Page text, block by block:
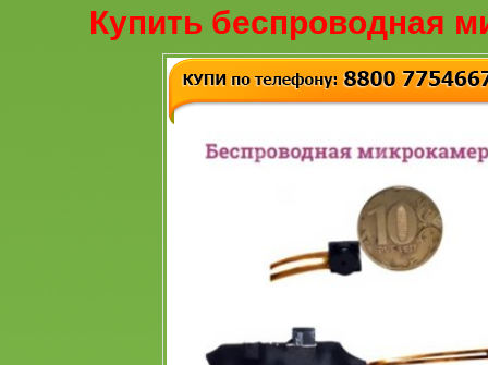
Купить беспроводная